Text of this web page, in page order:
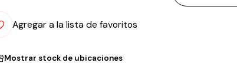
Agregar a la lista de favoritos
Mostrar stock de ubicaciones